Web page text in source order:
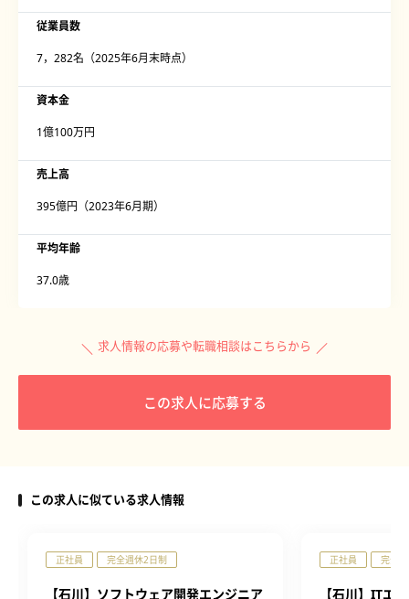
従業員数
7，282名（2025年6月末時点）
資本金
1億100万円
売上高
395億円（2023年6月期）
平均年齢
37.0歳
求人情報の応募や転職相談はこちらから
この求人に応募する
この求人に似ている求人情報
正社員 完全週休2日制
【石川】ソフトウェア開発エンジニア
正社員 完全
【石川】ITエ